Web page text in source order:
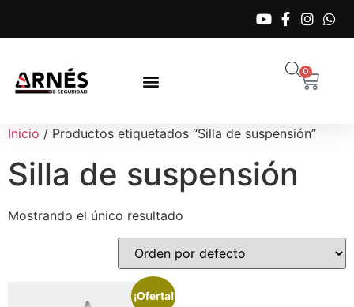
0
Inicio / Productos etiquetados “Silla de suspensión”
Silla de suspensión
Mostrando el único resultado
¡Oferta!